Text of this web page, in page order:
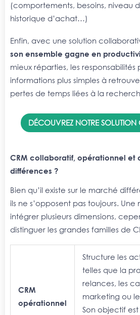
(comportements, besoins, niveau
historique d’achat…)
Enfin, avec une solution
son ensemble gagne en
mieux réparties, les responsabilités
informations plus simples à
pertes de temps liées à la
DÉCOUVREZ NOTRE
CRM collaboratif, opérationnel et
différences ?
Bien qu’il existe sur le marché
ils ne s’opposent pas toujours.
intégrer plusieurs dimensions,
distinguer les grandes familles de
CRM
opérationnel
Structure les
telles que la
relances, les
marketing ou
Son objectif